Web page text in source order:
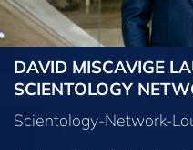
DAVID MISCAVIGE
SCIENTOLOGY
Scientology-Network-